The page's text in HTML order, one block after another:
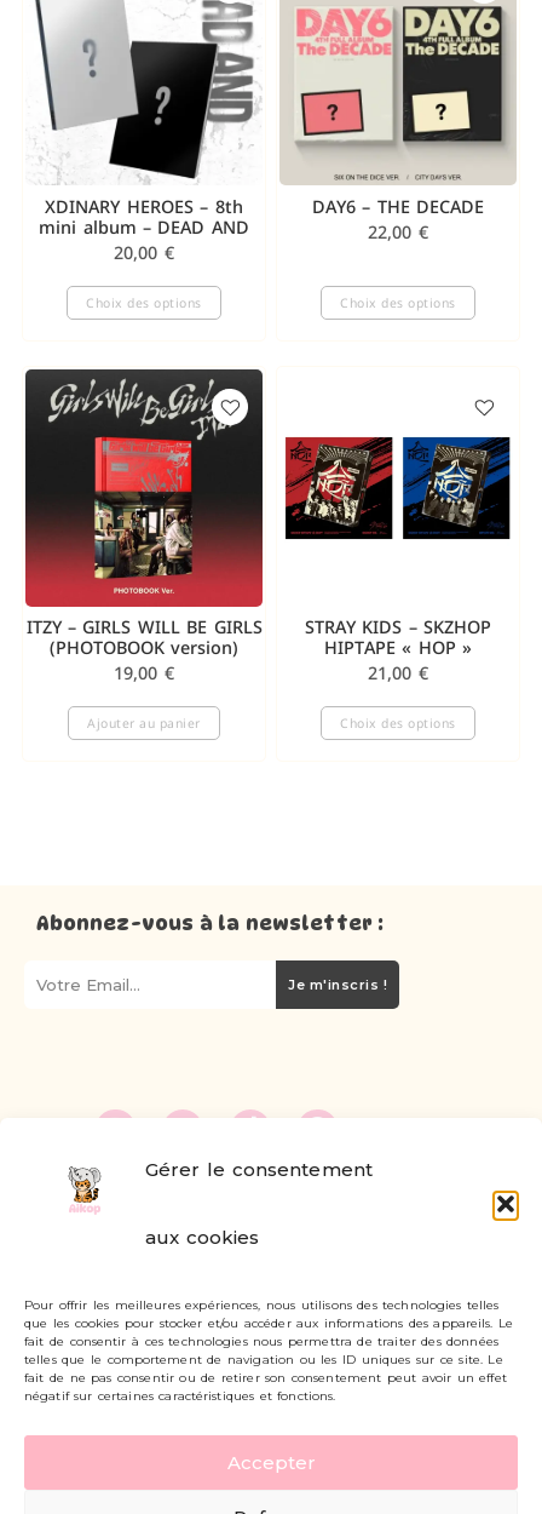
Gérer le consentement
aux cookies
Pour offrir les meilleures expériences, nous utilisons des technologies telles
que les cookies pour stocker et/ou accéder aux informations des appareils. Le
fait de consentir à ces technologies nous permettra de traiter des données
telles que le comportement de navigation ou les ID uniques sur ce site. Le
fait de ne pas consentir ou de retirer son consentement peut avoir un effet
négatif sur certaines caractéristiques et fonctions.
Accepter
XDINARY HEROES – 8th
mini album – DEAD AND
20,00 €
Choix des options
DAY6 – THE DECADE
22,00 €
Choix des options
ITZY – GIRLS WILL BE GIRLS
(PHOTOBOOK version)
19,00 €
Ajouter au panier
STRAY KIDS – SKZHOP
HIPTAPE « HOP »
21,00 €
Choix des options
Abonnez-vous à la newsletter :
Je m'inscris !
Livraisons et retours
Mon compte
Carte cadeau
Politique de confidentialité